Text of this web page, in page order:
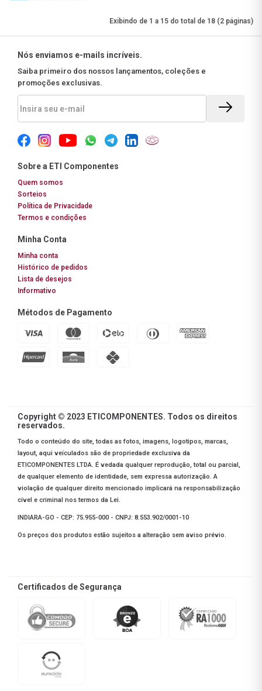
Exibindo de 1 a 15 do total de 18 (2 páginas)
Nós enviamos e-mails incríveis.
Saiba primeiro dos nossos lançamentos, coleções e
promoções exclusivas.
Sobre a ETI Componentes
Quem somos
Sorteios
Política de Privacidade
Termos e condições
Minha Conta
Minha conta
Histórico de pedidos
Lista de desejos
Informativo
Métodos de Pagamento
Copyright © 2023 ETICOMPONENTES. Todos os direitos
reservados.
Todo o conteúdo do site, todas as fotos, imagens, logotipos, marcas,
layout, aqui veículados são de propriedade exclusiva da
ETICOMPONENTES LTDA. É vedada qualquer reprodução, total ou parcial,
de qualquer elemento de identidade, sem expressa autorização. A
violação de qualquer direito mencionado implicará na responsabilização
cível e criminal nos termos da Lei.
INDIARA-GO - CEP: 75.955-000 - CNPJ: 8.553.902/0001-10
Os preços dos produtos estão sujeitos a alteração sem aviso prévio.
Certificados de Segurança